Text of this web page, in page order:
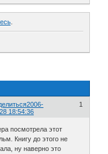
.
1
2006-
18:54:36
посмотрела этот
Книгу до этого не
ну наверно это